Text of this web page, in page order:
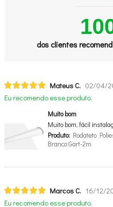
dos clientes
Mateus C. 02/04/
Eu recomendo esse produto.
Muito bom
Muito bom, fácil
Produto:Rodateto
Branco Gart-2m
Marcos C. 16/12/
Eu recomendo esse produto.